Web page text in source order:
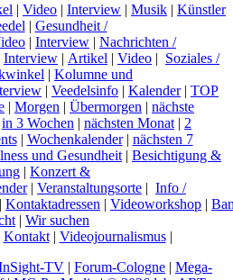
| Video | Interview | Musik | Künstler
| Gesundheit /
| Interview | Nachrichten /
Interview | Artikel | Video | Soziales /
| Kolumne und
| Veedelsinfo | Kalender| TOP
| Morgen | Übermorgen | nächste
in 3 Wochen | nächsten Monat | 2
| Wochenkalender| nächsten 7
und Gesundheit | Besichtigung &
| Konzert &
| Veranstaltungsorte | Info /
| Kontaktadressen | Videoworkshop |
| Wir suchen
Kontakt| Videojournalismus|
TV | Forum-Cologne | Mega-